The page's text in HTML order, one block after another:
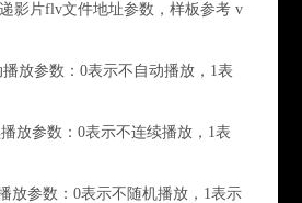
影片flv文件地址参数，样板参考 v
放参数：0表示不自动播放，1表
放参数：0表示不连续播放，1表
放参数：0表示不随机播放，1表示